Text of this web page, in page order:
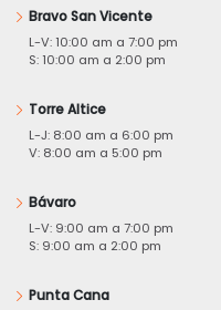
Bravo San Vicente
L-V: 10:00 am a 7:00 pm
S: 10:00 am a 2:00 pm
Torre Altice
L-J: 8:00 am a 6:00 pm
V: 8:00 am a 5:00 pm
Bávaro
L-V: 9:00 am a 7:00 pm
S: 9:00 am a 2:00 pm
Punta Cana